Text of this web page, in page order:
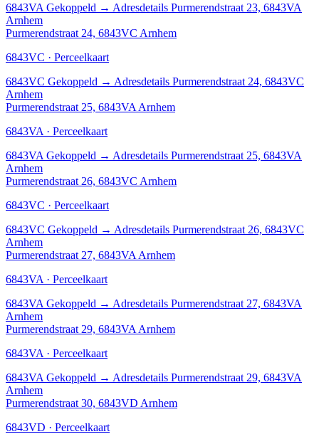
6843VA Gekoppeld → Adresdetails Purmerendstraat 23, 6843VA
Arnhem
Purmerendstraat 24, 6843VC Arnhem
6843VC · Perceelkaart
6843VC Gekoppeld → Adresdetails Purmerendstraat 24, 6843VC
Arnhem
Purmerendstraat 25, 6843VA Arnhem
6843VA · Perceelkaart
6843VA Gekoppeld → Adresdetails Purmerendstraat 25, 6843VA
Arnhem
Purmerendstraat 26, 6843VC Arnhem
6843VC · Perceelkaart
6843VC Gekoppeld → Adresdetails Purmerendstraat 26, 6843VC
Arnhem
Purmerendstraat 27, 6843VA Arnhem
6843VA · Perceelkaart
6843VA Gekoppeld → Adresdetails Purmerendstraat 27, 6843VA
Arnhem
Purmerendstraat 29, 6843VA Arnhem
6843VA · Perceelkaart
6843VA Gekoppeld → Adresdetails Purmerendstraat 29, 6843VA
Arnhem
Purmerendstraat 30, 6843VD Arnhem
6843VD · Perceelkaart